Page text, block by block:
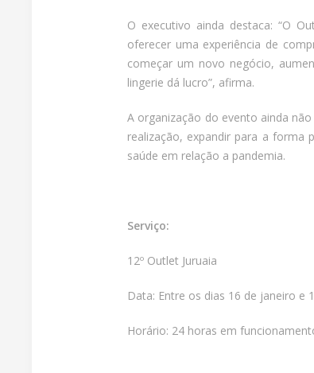
O executivo ainda destaca: “O
oferecer uma experiência de
começar um novo negócio,
lingerie dá lucro”, afirma.
A organização do evento ainda
realização, expandir para a forma
saúde em relação a pandemia.
Serviço:
12º Outlet Juruaia
Data: Entre os dias 16 de janeiro e
Horário: 24 horas em